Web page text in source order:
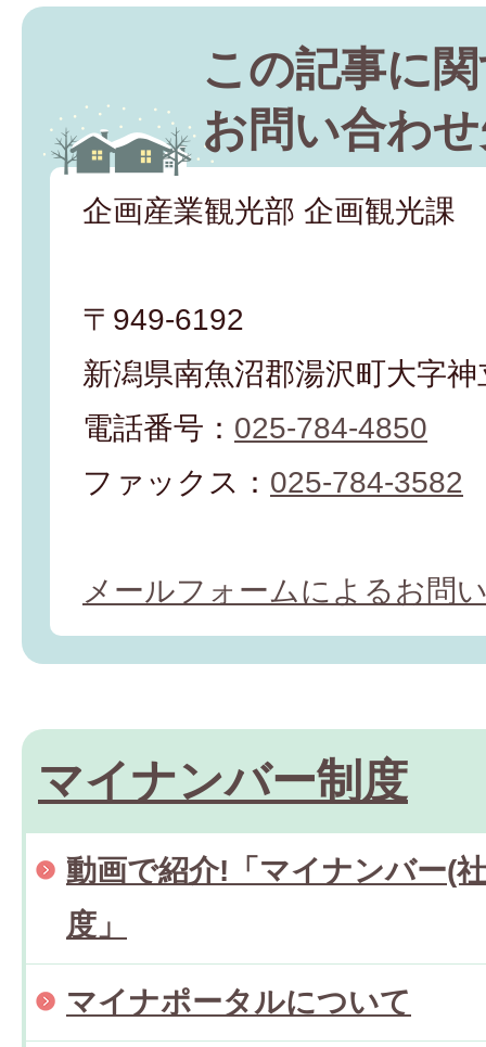
この記事に
お問い合わ
企画産業観光部 企画観光課
〒949-6192
新潟県南魚沼郡湯沢町大字
電話番号： 025-784-4850
ファックス： 025-784-3582
メールフォームによるお問
マイナンバー制度
動画で紹介!「マイナンバー(
度」
マイナポータルについて